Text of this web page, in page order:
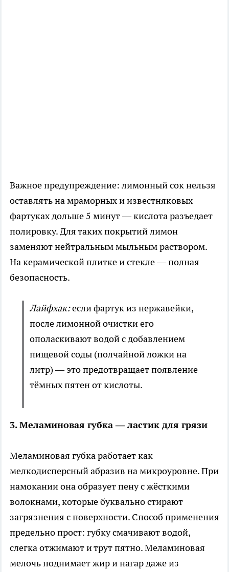
Важное предупреждение: лимонный сок нельзя
оставлять на мраморных и известняковых
фартуках дольше 5 минут — кислота разъедает
полировку. Для таких покрытий лимон
заменяют нейтральным мыльным раствором.
На керамической плитке и стекле — полная
безопасность.
Лайфхак:если фартук из нержавейки,
после лимонной очистки его
ополаскивают водой с добавлением
пищевой соды (полчайной ложки на
литр) — это предотвращает появление
тёмных пятен от кислоты.
3. Меламиновая губка — ластик для грязи
Меламиновая губка работает как
мелкодисперсный абразив на микроуровне. При
намокании она образует пену с жёсткими
волокнами, которые буквально стирают
загрязнения с поверхности. Способ применения
предельно прост: губку смачивают водой,
слегка отжимают и трут пятно. Меламиновая
мелочь поднимает жир и нагар даже из